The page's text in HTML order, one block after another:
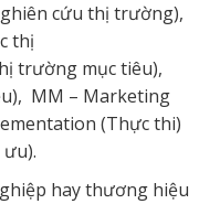
cứu thị trường),
thị
trường mục tiêu),
MM – Marketing
(Thực thi)
hay thương hiệu